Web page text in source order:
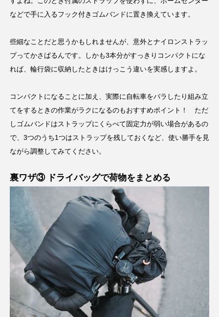
などで手に入るフック付きゴムバンドに置き換えています。
些細なことだと思うかもしれませんが、意外とナイロンストラッ
プってかさばるんです。しかも3本分がすっきりコンパクトにな
れば、輪行袋に収納したときはけっこう違いを実感しますよ。
コンパクトになることに加え、実際に自転車をバラしたり組み立
てをするときの作業がラクになるのもおすすめポイント！ ただ
しゴムバンドはストラップにくらべて固定力が弱い場合があるの
で、3つのうち1つはストラップを残しておくなど、使い勝手を見
ながら調整してみてください。
裏ワザ③ ドライバッグで荷物をまとめる